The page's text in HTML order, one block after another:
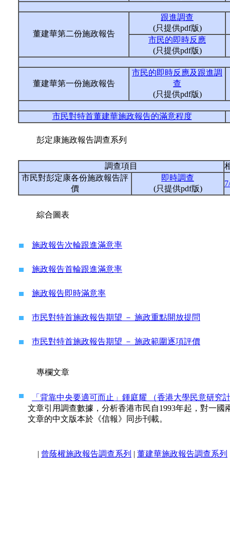
董建華第二份施政報告
跟進調查
(只提供pdf版)
市民的即時反應
(只提供pdf版)
董建華第一份施政報告
市民的即時反應及跟進調
查
(只提供pdf版)
市民對特首董建華施政報告的滿意程度
彭定康施政報告調查系列
調查項目
市民對彭定康各份施政報告評
價
即時調查
(只提供pdf版)
綜合圖表
施政報告次輪跟進滿意率
施政報告首輪跟進滿意率
施政報告即時滿意率
巿民對特首施政報告期望 － 施政重點開放提問
巿民對特首施政報告期望 － 施政範圍逐項評價
專欄文章
「背靠中央要適可而止」鍾庭耀 （香港大學民意研究
文章引用調查數據，分析香港市民自1993年起，對一
文章的中文版本於《信報》同步刊載。
| 曾蔭權施政報告調查系列 | 董建華施政報告調查系列